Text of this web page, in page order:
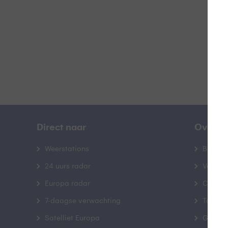
Direct naar
Weerstations
24 uurs radar
Europa radar
7-daagse verwachting
Satelliet Europa
Over
Contact